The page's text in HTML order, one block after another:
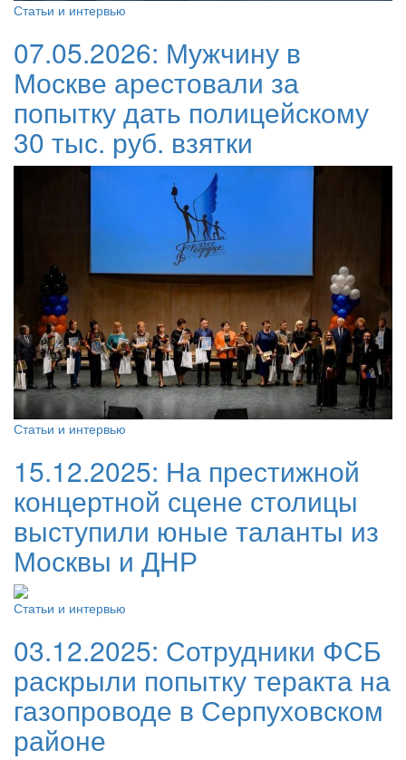
Статьи и интервью
07.05.2026: Мужчину в
Москве арестовали за
попытку дать полицейскому
30 тыс. руб. взятки
Статьи и интервью
15.12.2025: На престижной
концертной сцене столицы
выступили юные таланты из
Москвы и ДНР
Статьи и интервью
03.12.2025: Сотрудники ФСБ
раскрыли попытку теракта на
газопроводе в Серпуховском
районе